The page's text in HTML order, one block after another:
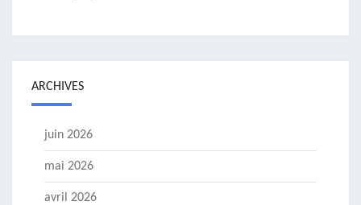
ARCHIVES
juin 2026
mai 2026
avril 2026